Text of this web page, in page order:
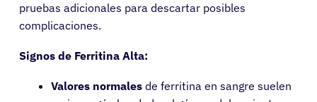
pruebas adicionales para descartar posibles
complicaciones.
Signos de Ferritina Alta:
Valores normales de ferritina en sangre suelen